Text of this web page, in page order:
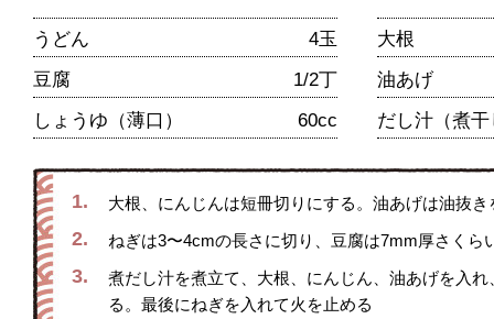
うどん 4玉
大根
豆腐
1/2丁
油あげ
しょうゆ（薄口）
60cc だし汁（煮干
1. 大根、にんじんは短冊切りにする。油あげは油抜
2. ねぎは3〜4cmの長さに切り、豆腐は7mm厚さくら
3.
煮だし汁を煮立て、大根、にんじん、油あげを入
る。最後にねぎを入れて火を止める